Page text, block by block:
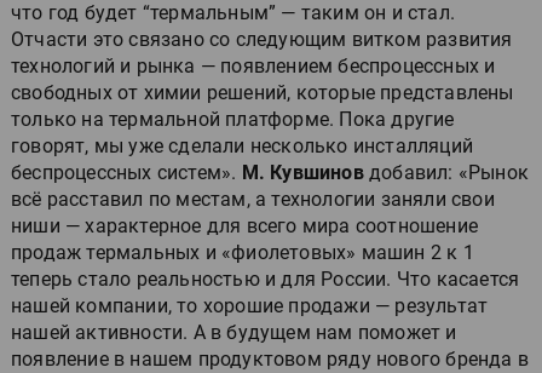
что год будет “термальным” — таким он и стал.
Отчасти это связано со следующим витком развития
технологий и рынка — появлением беспроцессных и
свободных от химии решений, которые представлены
только на термальной платформе. Пока другие
говорят, мы уже сделали несколько инсталляций
беспроцессных систем». М. Кувшиновдобавил: «Рынок
всё расставил по местам, а технологии заняли свои
ниши — характерное для всего мира соотношение
продаж термальных и «фиолетовых» машин 2 к 1
теперь стало реальностью и для России. Что касается
нашей компании, то хорошие продажи — результат
нашей активности. А в будущем нам поможет и
появление в нашем продуктовом ряду нового бренда в